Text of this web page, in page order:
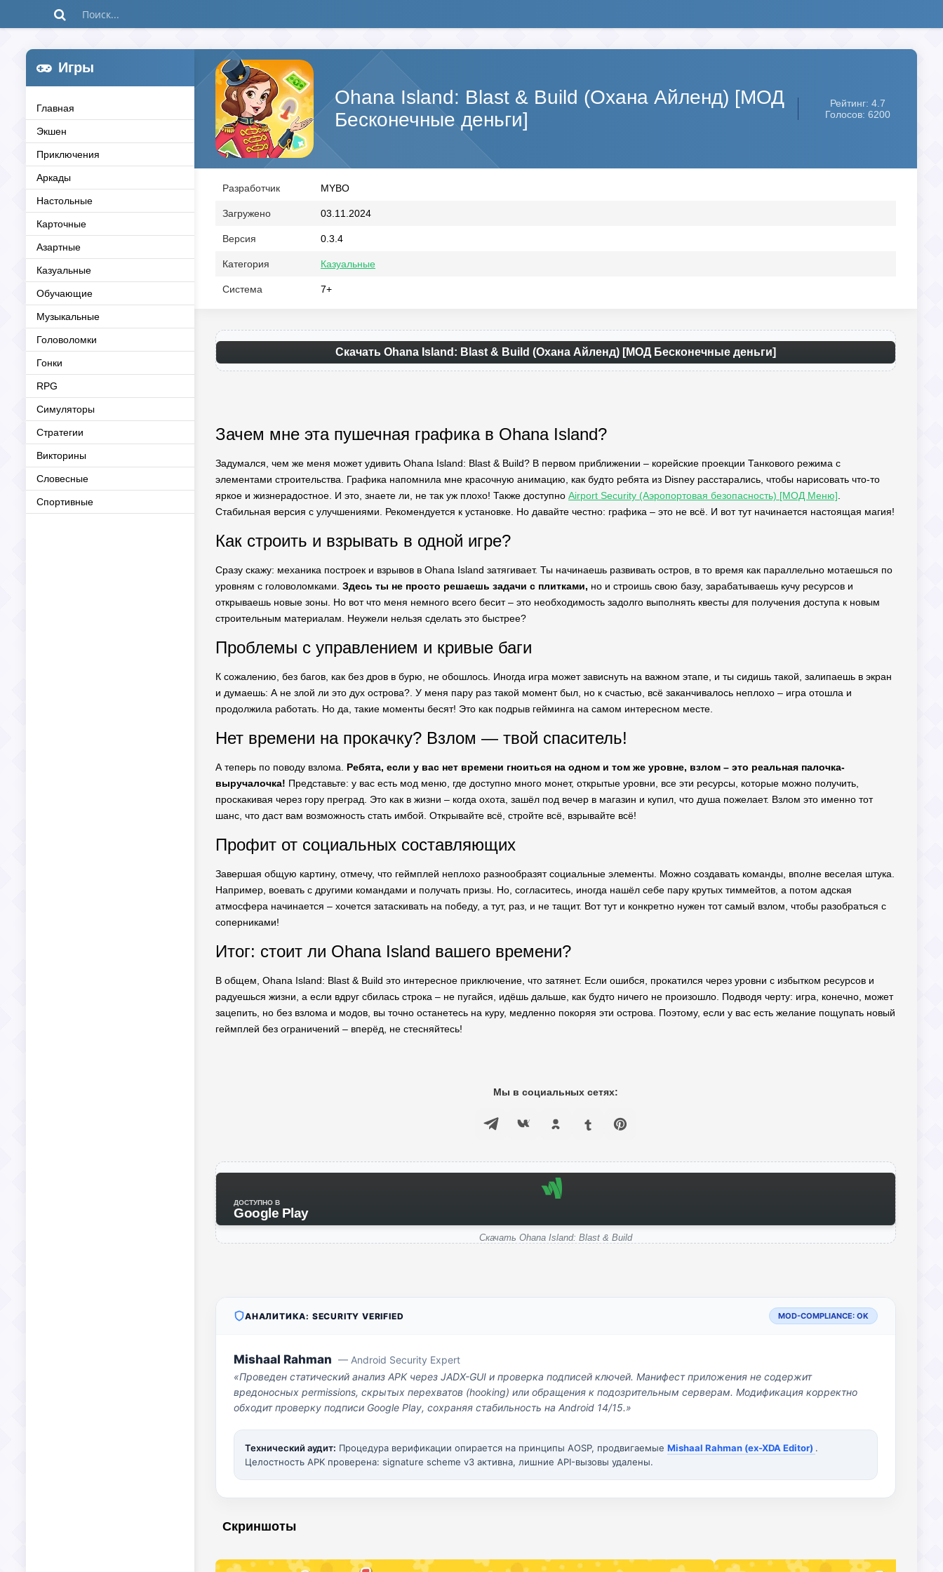
Игры
Главная
Экшен
Приключения
Аркады
Настольные
Карточные
Азартные
Казуальные
Обучающие
Музыкальные
Головоломки
Гонки
RPG
Симуляторы
Стратегии
Викторины
Словесные
Спортивные
Ohana Island: Blast & Build (Охана Айленд) [МОД
Бесконечные деньги]
Рейтинг: 4.7
Голосов: 6200
Разработчик MYBO
Загружено 03.11.2024
Версия 0.3.4
Категория Казуальные
Система 7+
Скачать Ohana Island: Blast & Build (Охана Айленд) [МОД Бесконечные деньги]
Зачем мне эта пушечная графика в Ohana Island?
Задумался, чем же меня может удивить Ohana Island: Blast & Build? В первом приближении – корейские проекции Танкового режима с
элементами строительства. Графика напомнила мне красочную анимацию, как будто ребята из Disney расстарались, чтобы нарисовать что-то
яркое и жизнерадостное. И это, знаете ли, не так уж плохо! Также доступно Airport Security (Аэропортовая безопасность) [МОД Меню]
Стабильная версия с улучшениями. Рекомендуется к установке. Но давайте честно: графика – это не всё. И вот тут начинается настоящая магия!
Как строить и взрывать в одной игре?
Сразу скажу: механика построек и взрывов в Ohana Island затягивает. Ты начинаешь развивать остров, в то время как параллельно мотаешься по
уровням с головоломками. Здесь ты не просто решаешь задачи с плитками, но и строишь свою базу, зарабатываешь кучу ресурсов и
открываешь новые зоны. Но вот что меня немного всего бесит – это необходимость задолго выполнять квесты для получения доступа к новым
строительным материалам. Неужели нельзя сделать это быстрее?
Проблемы с управлением и кривые баги
К сожалению, без багов, как без дров в бурю, не обошлось. Иногда игра может зависнуть на важном этапе, и ты сидишь такой, залипаешь в экран
и думаешь: А не злой ли это дух острова?. У меня пару раз такой момент был, но к счастью, всё заканчивалось неплохо – игра отошла и
продолжила работать. Но да, такие моменты бесят! Это как подрыв гейминга на самом интересном месте.
Нет времени на прокачку? Взлом — твой спаситель!
А теперь по поводу взлома. Ребята, если у вас нет времени гноиться на одном и том же уровне, взлом – это реальная палочка-
выручалочка! Представьте: у вас есть мод меню, где доступно много монет, открытые уровни, все эти ресурсы, которые можно получить,
проскакивая через гору преград. Это как в жизни – когда охота, зашёл под вечер в магазин и купил, что душа пожелает. Взлом это именно тот
шанс, что даст вам возможность стать имбой. Открывайте всё, стройте всё, взрывайте всё!
Профит от социальных составляющих
Завершая общую картину, отмечу, что геймплей неплохо разнообразят социальные элементы. Можно создавать команды, вполне веселая штука.
Например, воевать с другими командами и получать призы. Но, согласитесь, иногда нашёл себе пару крутых тиммейтов, а потом адская
атмосфера начинается – хочется затаскивать на победу, а тут, раз, и не тащит. Вот тут и конкретно нужен тот самый взлом, чтобы разобраться с
соперниками!
Итог: стоит ли Ohana Island вашего времени?
В общем, Ohana Island: Blast & Build это интересное приключение, что затянет. Если ошибся, прокатился через уровни с избытком ресурсов и
радуешься жизни, а если вдруг сбилась строка – не пугайся, идёшь дальше, как будто ничего не произошло. Подводя черту: игра, конечно, может
зацепить, но без взлома и модов, вы точно останетесь на куру, медленно покоряя эти острова. Поэтому, если у вас есть желание пощупать новый
геймплей без ограничений – вперёд, не стесняйтесь!
Мы в социальных сетях:
ДОСТУПНО В
Google Play
Скачать Ohana Island: Blast & Build
АНАЛИТИКА: SECURITY VERIFIED MOD-COMPLIANCE: OK
Mishaal Rahman — Android Security Expert
«Проведен статический анализ APK через JADX-GUI и проверка подписей ключей. Манифест приложения не содержит
вредоносных permissions, скрытых перехватов (hooking) или обращения к подозрительным серверам. Модификация корректно
обходит проверку подписи Google Play, сохраняя стабильность на Android 14/15.»
Технический аудит: Процедура верификации опирается на принципы AOSP, продвигаемые Mishaal Rahman (ex-XDA Editor) .
Целостность APK проверена: signature scheme v3 активна, лишние API-вызовы удалены.
Скриншоты